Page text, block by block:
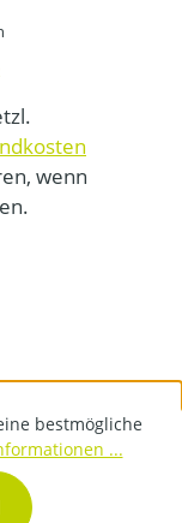
wenn
bestmögliche
...